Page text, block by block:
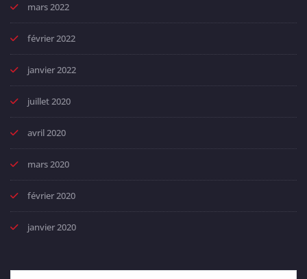
mars 2022
février 2022
janvier 2022
juillet 2020
avril 2020
mars 2020
février 2020
janvier 2020